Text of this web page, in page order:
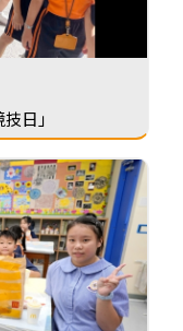
日」